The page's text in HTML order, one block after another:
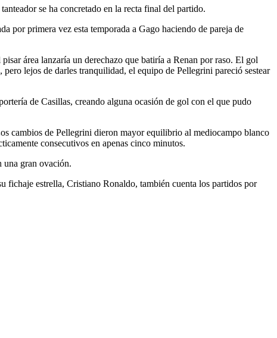
se ha concretado en la recta final del partido.
por primera vez esta temporada a Gago haciendo de pareja de
área lanzaría un derechazo que batiría a Renan por raso. El gol
lejos de darles tranquilidad, el equipo de Pellegrini pareció sestear
de Casillas, creando alguna ocasión de gol con el que pudo
cambios de Pellegrini dieron mayor equilibrio al mediocampo blanco
consecutivos en apenas cinco minutos.
una gran ovación.
fichaje estrella, Cristiano Ronaldo, también cuenta los partidos por